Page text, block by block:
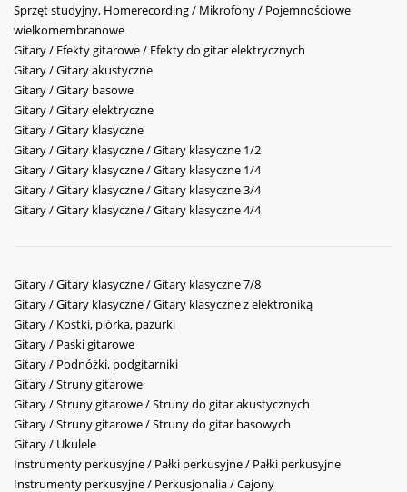
Sprzęt studyjny, Homerecording / Mikrofony / Pojemnościowe
wielkomembranowe
Gitary / Efekty gitarowe / Efekty do gitar elektrycznych
Gitary / Gitary akustyczne
Gitary / Gitary basowe
Gitary / Gitary elektryczne
Gitary / Gitary klasyczne
Gitary / Gitary klasyczne / Gitary klasyczne 1/2
Gitary / Gitary klasyczne / Gitary klasyczne 1/4
Gitary / Gitary klasyczne / Gitary klasyczne 3/4
Gitary / Gitary klasyczne / Gitary klasyczne 4/4
Gitary / Gitary klasyczne / Gitary klasyczne 7/8
Gitary / Gitary klasyczne / Gitary klasyczne z elektroniką
Gitary / Kostki, piórka, pazurki
Gitary / Paski gitarowe
Gitary / Podnóżki, podgitarniki
Gitary / Struny gitarowe
Gitary / Struny gitarowe / Struny do gitar akustycznych
Gitary / Struny gitarowe / Struny do gitar basowych
Gitary / Ukulele
Instrumenty perkusyjne / Pałki perkusyjne / Pałki perkusyjne
Instrumenty perkusyjne / Perkusjonalia / Cajony